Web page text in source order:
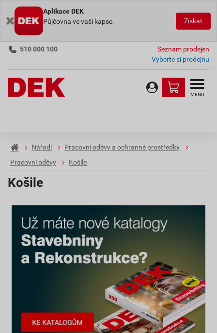
Aplikace DEK
Půjčovna ve vaší kapse.
Získat
510 000 100
Seznam prodejen
Vyberte si prodejnu
MENU
Nářadí
Pracovní oděvy a ochranné prostředky
Pracovní oděvy
Košile
Košile